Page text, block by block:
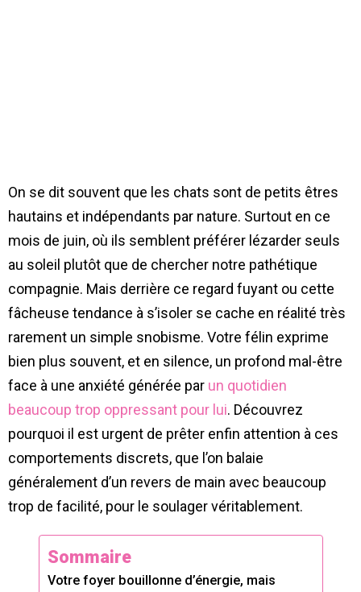
On se dit souvent que les chats sont de petits êtres
hautains et indépendants par nature. Surtout en ce
mois de juin, où ils semblent préférer lézarder seuls
au soleil plutôt que de chercher notre pathétique
compagnie. Mais derrière ce regard fuyant ou cette
fâcheuse tendance à s’isoler se cache en réalité très
rarement un simple snobisme. Votre félin exprime
bien plus souvent, et en silence, un profond mal-être
face à une anxiété générée par un quotidien
beaucoup trop oppressant pour lui. Découvrez
pourquoi il est urgent de prêter enfin attention à ces
comportements discrets, que l’on balaie
généralement d’un revers de main avec beaucoup
trop de facilité, pour le soulager véritablement.
Sommaire
Votre foyer bouillonne d’énergie, mais